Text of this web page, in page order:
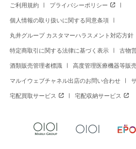
ご利用規約 プライバシーポリシー
個人情報の取り扱いに関する同意条項
丸井グループ カスタマーハラスメント対応方針
特定商取引に関する法律に基づく表示 古物
酒類販売管理者標識 高度管理医療機器等販
マルイウェブチャネル出店のお問い合わせ
宅配買取サービス 宅配収納サービス